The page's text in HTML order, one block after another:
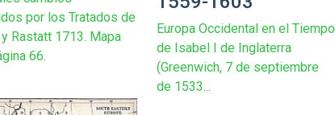
por los Tratados de
Rastatt 1713. Mapa
66.
Europa Occidental en el Tiempo
de Isabel I de Inglaterra
(Greenwich, 7 de septiembre
de 1533...